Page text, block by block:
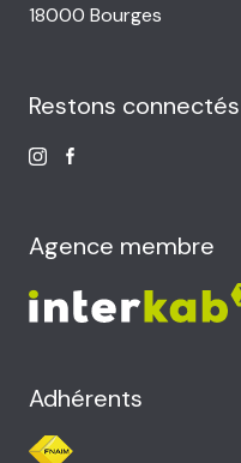
18000 Bourges
Restons connectés
Agence membre
Adhérents